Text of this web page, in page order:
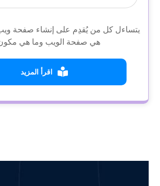
يتساءل كل من يُقدِم على إنشاء صفحة
هي صفحة الويب وما هي
اقرأ المزيد